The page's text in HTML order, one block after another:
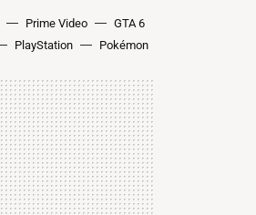
Prime Video
GTA 6
PlayStation Pokémon